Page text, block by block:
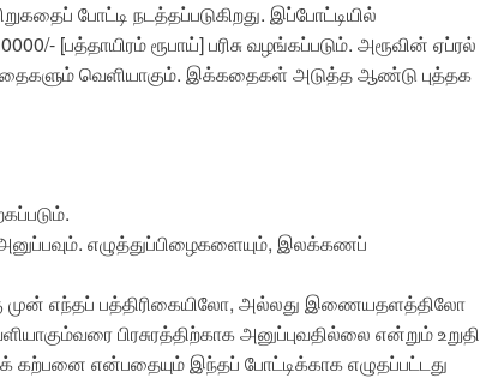
போட்டி நடத்தப்படுகிறது. இப்போட்டியில்
[பத்தாயிரம் ரூபாய்] பரிசு வழங்கப்படும். அரூவின் ஏப்ரல்
வெளியாகும். இக்கதைகள் அடுத்த ஆண்டு புத்தக
எழுத்துப்பிழைகளையும், இலக்கணப்
முன் எந்தப் பத்திரிகையிலோ, அல்லது இணையதளத்திலோ
பிரசுரத்திற்காக அனுப்புவதில்லை என்றும் உறுதி
என்பதையும் இந்தப் போட்டிக்காக எழுதப்பட்டது